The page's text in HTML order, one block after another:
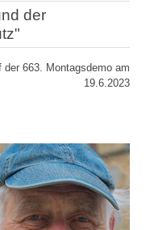
der
der 663. Montagsdemo am
19.6.2023